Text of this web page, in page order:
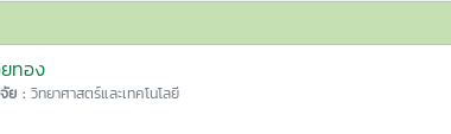
ทอง
ย : วิทยาศาสตร์และเทคโนโลยี